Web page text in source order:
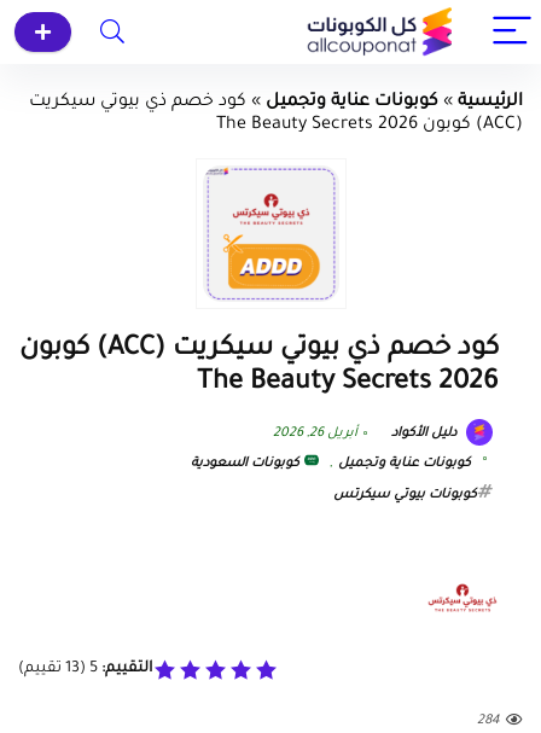
الرئيسية » كوبونات عناية وتجميل » كود خصم ذي بيوتي سيكريت
(ACC) كوبون The Beauty Secrets 2026
كود خصم ذي بيوتي سيكريت (ACC) كوبون
The Beauty Secrets 2026
دليل الأكواد أبريل 26, 2026
كوبونات عناية وتجميل , كوبونات السعودية
كوبونات بيوتي سيكرتس
التقييم: 5
(
13 تقييم)
284